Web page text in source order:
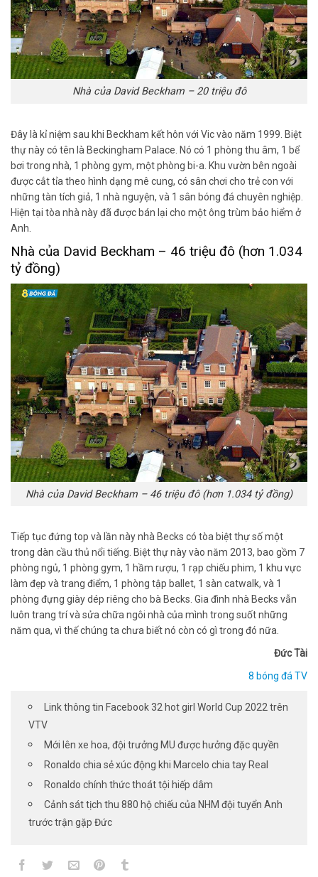
Nhà của David Beckham – 20 triệu đô
Đây là kỉ niệm sau khi Beckham kết hôn với Vic vào năm 1999. Biệt
thự này có tên là Beckingham Palace. Nó có 1 phòng thu âm, 1 bể
bơi trong nhà, 1 phòng gym, một phòng bi-a. Khu vườn bên ngoài
được cắt tỉa theo hình dạng mê cung, có sân chơi cho trẻ con với
những tàn tích giả, 1 nhà nguyện, và 1 sân bóng đá chuyên nghiệp.
Hiện tại tòa nhà này đã được bán lại cho một ông trùm bảo hiểm ở
Anh.
Nhà của David Beckham – 46 triệu đô (hơn 1.034
tỷ đồng)
Nhà của David Beckham – 46 triệu đô (hơn 1.034 tỷ đồng)
Tiếp tục đứng top và lần này nhà Becks có tòa biệt thự số một
trong dàn cầu thủ nổi tiếng. Biệt thự này vào năm 2013, bao gồm 7
phòng ngủ, 1 phòng gym, 1 hầm rượu, 1 rạp chiếu phim, 1 khu vực
làm đẹp và trang điểm, 1 phòng tập ballet, 1 sàn catwalk, và 1
phòng đựng giày dép riêng cho bà Becks. Gia đình nhà Becks vẫn
luôn trang trí và sửa chữa ngôi nhà của mình trong suốt những
năm qua, vì thế chúng ta chưa biết nó còn có gì trong đó nữa.
Đức Tài
8 bóng đá TV
Link thông tin Facebook 32 hot girl World Cup 2022 trên
VTV
Mới lên xe hoa, đội trưởng MU được hưởng đặc quyền
Ronaldo chia sẻ xúc động khi Marcelo chia tay Real
Ronaldo chính thức thoát tội hiếp dâm
Cảnh sát tịch thu 880 hộ chiếu của NHM đội tuyển Anh
trước trận gặp Đức